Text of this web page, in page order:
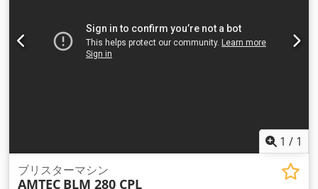
イの変更は不要)。 PLC 制御、タッチスクリーン オペレータ モ
ニター (メニューは英語、ドイツ語など、さまざまな言語で利
用可能)。 - 仕様：折りたたみボックス寸法：L(50-200)xW(20-
3500x1500x1600mm。重量：1200kg。 Crodpfxov Nkwgs
Adzsf 新品価格は通常の中古価格よりも安いことが多いのでご
了承ください。梱包作業についてお気軽にお問い合わせくださ
い。 - 通常、在庫からすぐに入手できる新しいマシンは 30 ～
1 / 1
ブリスターマシン
AMTEC BLM 280 CPL